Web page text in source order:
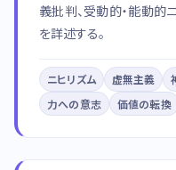
義批判、受動的・能動的
を詳述する。
ニヒリズム 虚無主義
力への意志
価値の転換